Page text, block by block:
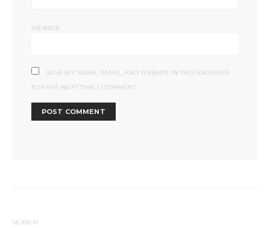
WEBSITE
SAVE MY NAME, EMAIL, AND WEBSITE IN THIS BROWSER
FOR THE NEXT TIME I COMMENT.
SEARCH